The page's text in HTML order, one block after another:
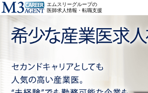
エムスリーグループの
医師求人情報・転職支援